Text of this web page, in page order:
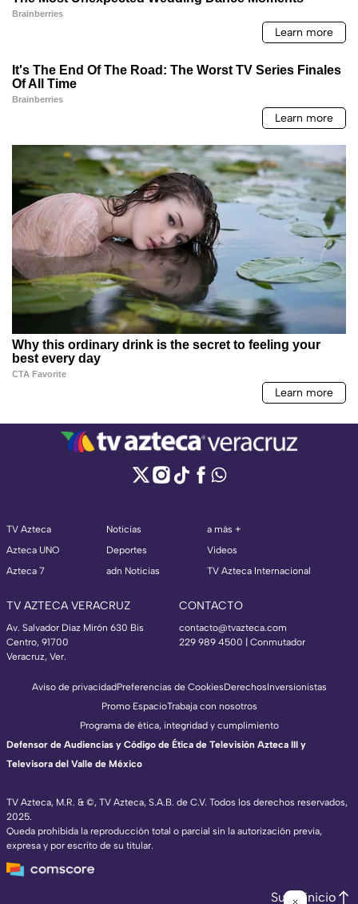
TV Azteca
Azteca UNO
Azteca 7
Noticias
Deportes
adn Noticias
a más +
Videos
TV Azteca Internacional
TV AZTECA VERACRUZ
Av. Salvador Díaz Mirón 630 Bis
Centro, 91700
Veracruz, Ver.
CONTACTO
contacto@tvazteca.com
229 989 4500 | Conmutador
TV Azteca, M.R. & ©, TV Azteca, S.A.B. de C.V. Todos los derechos reservados,
2025.
Queda prohibida la reproducción total o parcial sin la autorización previa,
expresa y por escrito de su titular.
Aviso de privacidadPreferencias de CookiesDerechosInversionistas
Promo EspacioTrabaja con nosotros
Programa de ética, integridad y cumplimiento
Defensor de Audiencias y Código de Ética de Televisión Azteca III y
Televisora del Valle de México
Subir inicio